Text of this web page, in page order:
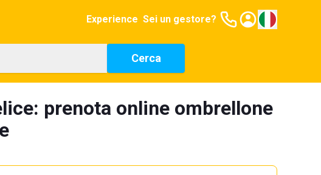
Experience Sei un gestore?
Cerca
prenota online ombrellone